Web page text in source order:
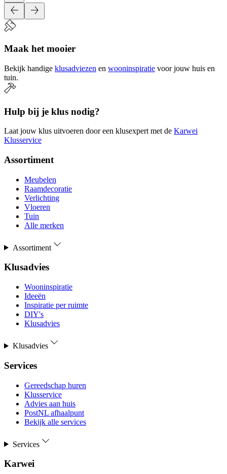
Maak het mooier
Bekijk handige klusadviezen en wooninspiratie voor jouw huis en
tuin.
Hulp bij je klus nodig?
Laat jouw klus uitvoeren door een klusexpert met de Karwei
Klusservice
Assortiment
Meubelen
Raamdecoratie
Verlichting
Vloeren
Tuin
Alle merken
Assortiment
Klusadvies
Wooninspiratie
Ideeën
Inspiratie per ruimte
DIY's
Klusadvies
Klusadvies
Services
Gereedschap huren
Klusservice
Advies aan huis
PostNL afhaalpunt
Bekijk alle services
Services
Karwei